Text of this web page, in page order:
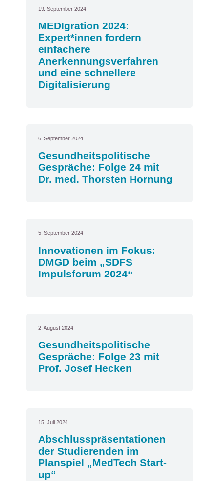
19. September 2024
MEDIgration 2024:
Expert*innen fordern
einfachere
Anerkennungsverfahren
und eine schnellere
Digitalisierung
6. September 2024
Gesundheitspolitische
Gespräche: Folge 24 mit
Dr. med. Thorsten Hornung
5. September 2024
Innovationen im Fokus:
DMGD beim „SDFS
Impulsforum 2024“
2. August 2024
Gesundheitspolitische
Gespräche: Folge 23 mit
Prof. Josef Hecken
15. Juli 2024
Abschlusspräsentationen
der Studierenden im
Planspiel „MedTech Start-
up“